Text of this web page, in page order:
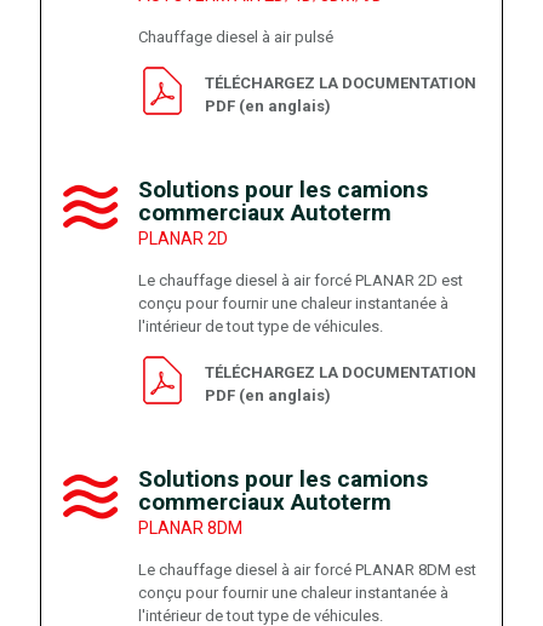
Chauffage diesel à air pulsé
TÉLÉCHARGEZ LA DOCUMENTATION
PDF (en anglais)
Solutions pour les camions
commerciaux Autoterm
PLANAR 2D
Le chauffage diesel à air forcé PLANAR 2D est
conçu pour fournir une chaleur instantanée à
l'intérieur de tout type de véhicules.
TÉLÉCHARGEZ LA DOCUMENTATION
PDF (en anglais)
Solutions pour les camions
commerciaux Autoterm
PLANAR 8DM
Le chauffage diesel à air forcé PLANAR 8DM est
conçu pour fournir une chaleur instantanée à
l'intérieur de tout type de véhicules.